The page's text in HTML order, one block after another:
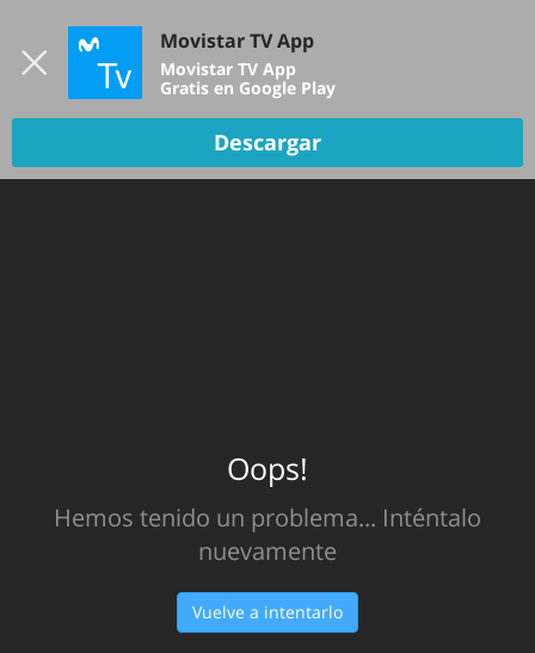
TV EN VIVO
Oops!
Hemos tenido un problema... Inténtalo
nuevamente
Vuelve a intentarlo
Movistar TV App
Movistar TV App
Gratis en Google Play
Descargar